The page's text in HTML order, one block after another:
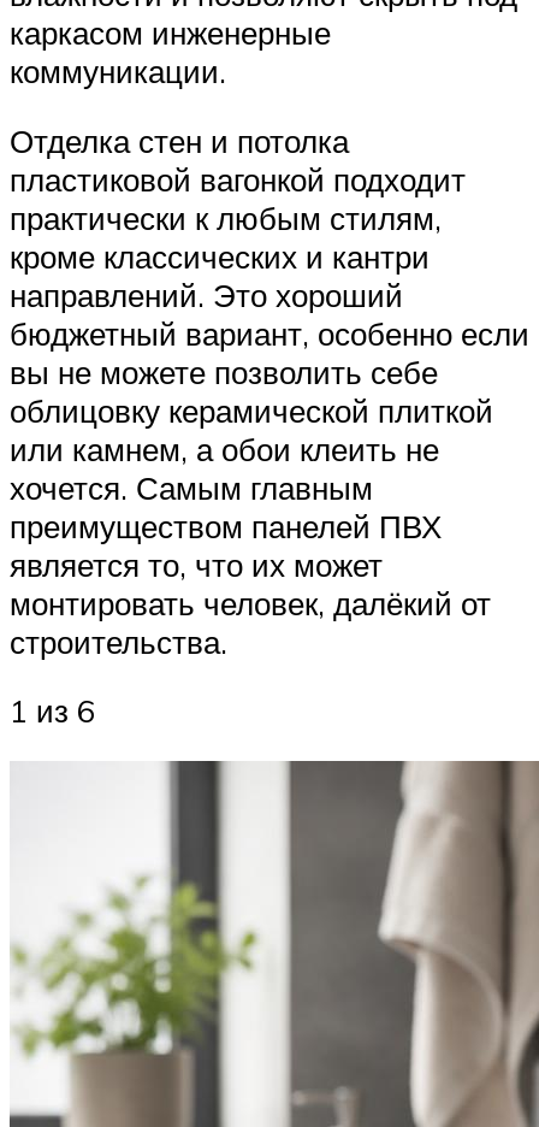
каркасом инженерные
коммуникации.
Отделка стен и потолка
пластиковой вагонкой подходит
практически к любым стилям,
кроме классических и кантри
направлений. Это хороший
бюджетный вариант, особенно если
вы не можете позволить себе
облицовку керамической плиткой
или камнем, а обои клеить не
хочется. Самым главным
преимуществом панелей ПВХ
является то, что их может
монтировать человек, далёкий от
строительства.
1 из 6